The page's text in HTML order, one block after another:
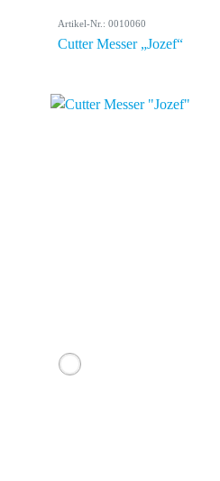
Artikel-Nr.: 0010060
Cutter Messer „Jozef“